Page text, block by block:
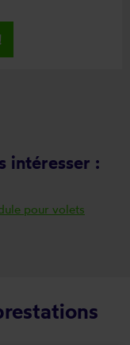
intéresser :
pour volets